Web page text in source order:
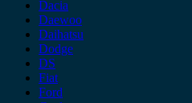
Dacia
Daewoo
Daihatsu
Dodge
DS
Fiat
Ford